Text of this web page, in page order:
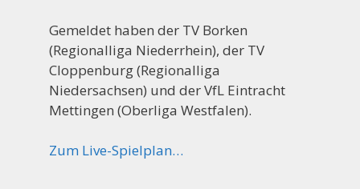
Gemeldet haben der TV Borken
(Regionalliga Niederrhein), der TV
Cloppenburg (Regionalliga
Niedersachsen) und der VfL Eintracht
Mettingen (Oberliga Westfalen).
Zum Live-Spielplan…